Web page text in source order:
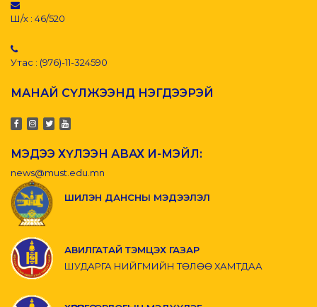
Ш/х : 46/520
Утас : (976)-11-324590
МАНАЙ СҮЛЖЭЭНД НЭГДЭЭРЭЙ
МЭДЭЭ ХҮЛЭЭН АВАХ И-МЭЙЛ:
news@must.edu.mn
ШИЛЭН ДАНСНЫ МЭДЭЭЛЭЛ
АВИЛГАТАЙ ТЭМЦЭХ ГАЗАР
ШУДАРГА НИЙГМИЙН ТӨЛӨӨ ХАМТДАА